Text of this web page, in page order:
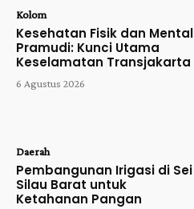
Kolom
Kesehatan Fisik dan Mental
Pramudi: Kunci Utama
Keselamatan Transjakarta
6 Agustus 2026
Daerah
Pembangunan Irigasi di Sei
Silau Barat untuk
Ketahanan Pangan